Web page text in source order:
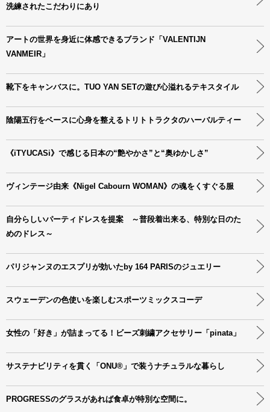
洗練されたこだわりにあり
アートの世界を身近に体感できるブランド「VALENTIJN
VANMEIR」
靴下をキャンバスに。TUO YAN SETの遊び心溢れるテキスタイル
陰陽五行をベースに心身を整えるトリトトラクタのハーバルティー
《iTYUCASi》で感じる日本の“艶やかさ”と“奥ゆかしさ”
ヴィンテージ由来《Nigel Cabourn WOMAN》の魂をくすぐる服
自分らしいパーティドレスを提案 ～普段着出来る、特別な日のた
めのドレス～
パリジャンヌのエスプリが効いたby 164 PARISのジュエリー
スウェーデンの色使いを楽しむスポーツミックスコーデ
女性の「好き」が詰まってる！ビーズ刺繍アクセサリー「pinata」
サステナビリティを貫く「ONU®」で装うナチュラルな暮らし
PROGRESSのグラスがあれば食卓が特別な空間に。